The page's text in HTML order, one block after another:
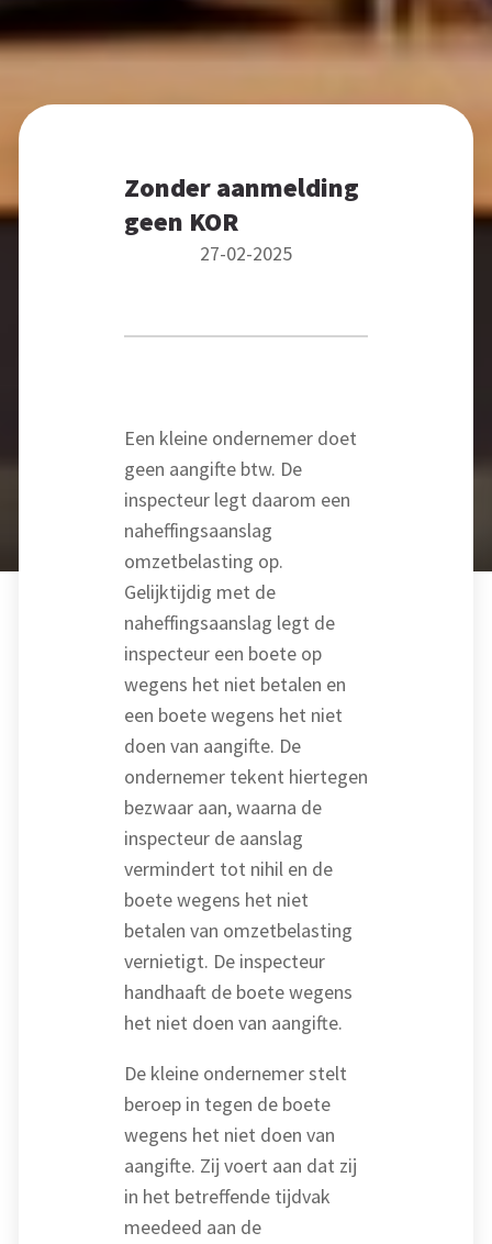
Zonder aanmelding
geen KOR
27-02-2025
Een kleine ondernemer doet
geen aangifte btw. De
inspecteur legt daarom een
naheffingsaanslag
omzetbelasting op.
Gelijktijdig met de
naheffingsaanslag legt de
inspecteur een boete op
wegens het niet betalen en
een boete wegens het niet
doen van aangifte. De
ondernemer tekent hiertegen
bezwaar aan, waarna de
inspecteur de aanslag
vermindert tot nihil en de
boete wegens het niet
betalen van omzetbelasting
vernietigt. De inspecteur
handhaaft de boete wegens
het niet doen van aangifte.
De kleine ondernemer stelt
beroep in tegen de boete
wegens het niet doen van
aangifte. Zij voert aan dat zij
in het betreffende tijdvak
meedeed aan de